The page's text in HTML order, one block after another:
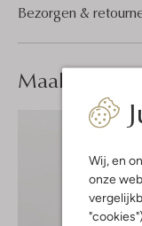
Wij, en
onze
Bezorgen &
Maak je